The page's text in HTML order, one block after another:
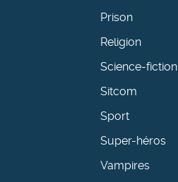
Prison
Religion
Science-fiction
Sitcom
Sport
Super-héros
Vampires